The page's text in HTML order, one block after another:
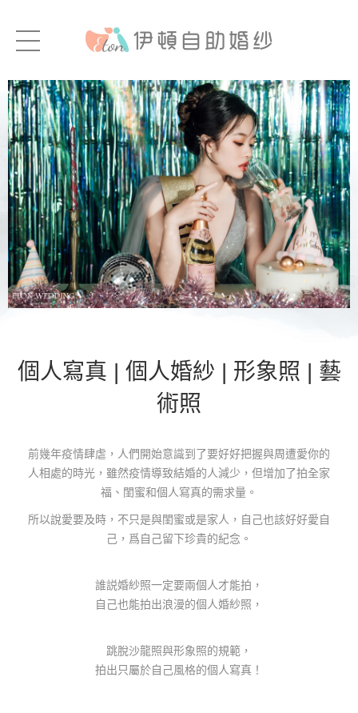
個人寫真 | 個人婚紗 | 形象照 | 藝
術照
前幾年疫情肆虐，人們開始意識到了要好好把握與周遭愛你的
人相處的時光，雖然疫情導致結婚的人減少，但增加了拍全家
福、閨蜜和個人寫真的需求量。
所以說愛要及時，不只是與閨蜜或是家人，自己也該好好愛自
己，爲自己留下珍貴的紀念。
誰説婚紗照一定要兩個人才能拍，
自己也能拍出浪漫的個人婚紗照，
跳脫沙龍照與形象照的規範，
拍出只屬於自己風格的個人寫真！